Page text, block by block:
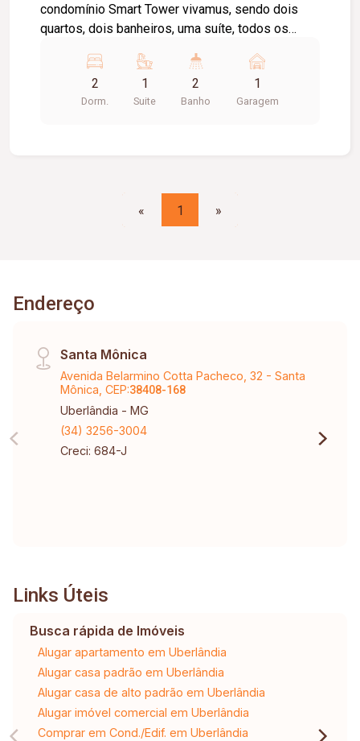
condomínio Smart Tower vivamus, sendo dois
quartos, dois banheiros, uma suíte, todos os
garagem. Condomínio possui: área externa com
piscina, churrasqueira e salão de festas.
2
Dorm.
1
Suite
2
Banho
1
Garagem
« 1 »
Endereço
Santa Mônica
Avenida Belarmino Cotta Pacheco, 32 - Santa
Mônica, CEP:38408-168
Uberlândia - MG
(34) 3256-3004
Creci: 684-J
Links Úteis
Busca rápida de Imóveis
Alugar apartamento em Uberlândia
Alugar casa padrão em Uberlândia
Alugar casa de alto padrão em Uberlândia
Alugar imóvel comercial em Uberlândia
Comprar em Cond./Edif. em Uberlândia